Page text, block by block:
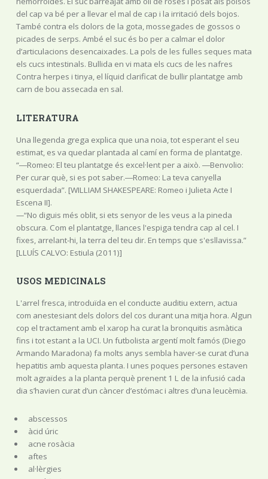
del cap va bé per a llevar el mal de cap i la irritació dels bojos.
També contra els dolors de la gota, mossegades de gossos o
picades de serps. Ambé el suc és bo per a calmar el dolor
d’articulacions desencaixades. La pols de les fulles seques mata
els cucs intestinals. Bullida en vi mata els cucs de les nafres
Contra herpes i tinya, el líquid clarificat de bullir plantatge amb
carn de bou assecada en sal.
LITERATURA
Una llegenda grega explica que una noia, tot esperant el seu
estimat, es va quedar plantada al camí en forma de plantatge.
“―Romeo: El teu plantatge és excel·lent per a això. ―Benvolio:
Per curar què, si es pot saber.―Romeo: La teva canyella
esquerdada”. [WILLIAM SHAKESPEARE: Romeo i Julieta Acte I
Escena II].
—“No diguis més oblit, si ets senyor de les veus a la pineda
obscura. Com el plantatge, llances l'espiga tendra cap al cel. I
fixes, arrelant-hi, la terra del teu dir. En temps que s'esllavissa.”
[LLUÍS CALVO: Estiula (2011)]
USOS MEDICINALS
L'arrel fresca, introduïda en el conducte auditiu extern, actua
com anestesiant dels dolors del cos durant una mitja hora. Algun
cop el tractament amb el xarop ha curat la bronquitis asmàtica
fins i tot estant a la UCI. Un futbolista argentí molt famós (Diego
Armando Maradona) fa molts anys sembla haver-se curat d’una
hepatitis amb aquesta planta. I unes poques persones estaven
molt agraïdes a la planta perquè prenent 1 L de la infusió cada
dia s’havien curat d’un càncer d’estómac i altres d’una leucèmia.
abscessos
àcid úric
acne rosàcia
aftes
al·lèrgies